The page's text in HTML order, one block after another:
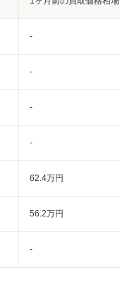
-
-
-
-
62.4万円
56.2万円
-